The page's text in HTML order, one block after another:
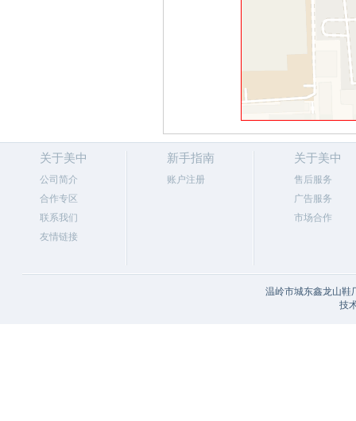
关于美中
公司简介
合作专区
联系我们
友情链接
新手指南
账户注册
关于美中
售后服务
广告服务
市场合作
温岭市城东鑫龙山鞋
技